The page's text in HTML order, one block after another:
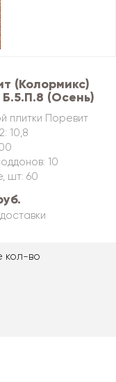
(Колормикс)
(Осень)
плитки Поревит
10,8
10
шт: 60
кол-во